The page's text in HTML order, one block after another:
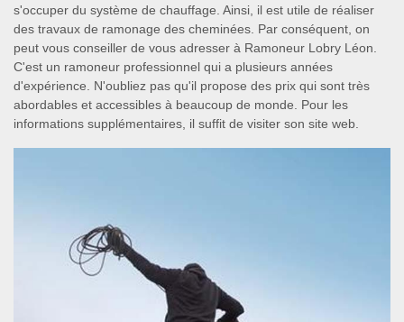
s'occuper du système de chauffage. Ainsi, il est utile de réaliser
des travaux de ramonage des cheminées. Par conséquent, on
peut vous conseiller de vous adresser à Ramoneur Lobry Léon.
C'est un ramoneur professionnel qui a plusieurs années
d'expérience. N'oubliez pas qu'il propose des prix qui sont très
abordables et accessibles à beaucoup de monde. Pour les
informations supplémentaires, il suffit de visiter son site web.